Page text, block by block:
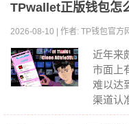
TPwallet正版钱包怎
2026-08-10 | 作者: TP钱包官方
近年来
市面上
难以达
渠道认